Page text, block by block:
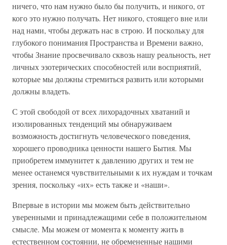
ничего, что нам нужно было бы получить, и никого, от
кого это нужно получать. Нет никого, стоящего вне или
над нами, чтобы держать нас в строю. И поскольку для
глубокого понимания Пространства и Времени важно,
чтобы Знание просвечивало сквозь нашу реальность, нет
личных эзотерических способностей или восприятий,
которые мы должны стремиться развить или которыми
должны владеть.
С этой свободой от всех лихорадочных хватаний и
изолированных тенденций мы обнаруживаем
возможность достигнуть человеческого поведения,
хорошего проводника ценности нашего Бытия. Мы
приобретем иммунитет к давлению других и тем не
менее останемся чувствительными к их нуждам и точкам
зрения, поскольку «их» есть также и «наши».
Впервые в истории мы можем быть действительно
уверенными и принадлежащими себе в положительном
смысле. Мы можем от момента к моменту жить в
естественном состоянии, не обремененные нашими